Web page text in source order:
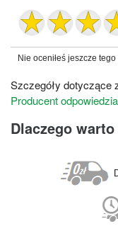
Nie oceniłeś jeszcze tego
Szczegóły dotyczące
Producent
Dlaczego